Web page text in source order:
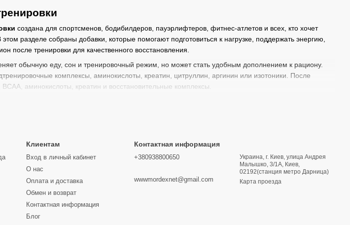
создана для спортсменов, бодибилдеров, пауэрлифтеров, фитнес-атлетов и всех, кто хочет
разделе собраны добавки, которые помогают подготовиться к нагрузке, поддержать энергию,
после тренировки для качественного восстановления.
обычную еду, сон и тренировочный режим, но может стать удобным дополнением к рациону.
комплексы, аминокислоты, креатин, цитруллин, аргинин или изотоники. После
аминокислоты, креатин и восстановительные комплексы.
тренировками, работой на выносливость, интенсивным кардио или функциональными
на тренировку, поддержать концентрацию и сделать занятие более продуктивным.
с кофеином, гуараной или другими стимулирующими компонентами.
AAKG и компонентами из раздела
аминокислотами и электролитами.
Клиентам
Вход в личный кабинет
О нас
Оплата и доставка
Обмен и возврат
Контактная информация
Блог
Контактная информация
+380938800650
wwwmordexnet@gmail.com
Украина, г. Киев, улица Андрея
Малышко, 3/1А, Киев,
02192(станция метро Дарница)
Карта проезда